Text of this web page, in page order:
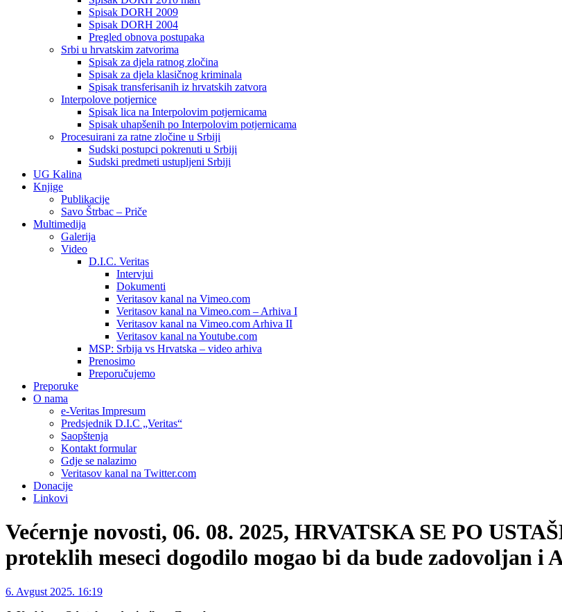
Spisak DORH 2009
Spisak DORH 2004
Pregled obnova postupaka
Srbi u hrvatskim zatvorima
Spisak za djela ratnog zločina
Spisak za djela klasičnog kriminala
Spisak transferisanih iz hrvatskih zatvora
Interpolove potjernice
Spisak lica na Interpolovim potjernicama
Spisak uhapšenih po Interpolovim potjernicama
Procesuirani za ratne zločine u Srbiji
Sudski postupci pokrenuti u Srbiji
Sudski predmeti ustupljeni Srbiji
UG Kalina
Knjige
Publikacije
Savo Štrbac – Priče
Multimedija
Galerija
Video
D.I.C. Veritas
Intervjui
Dokumenti
Veritasov kanal na Vimeo.com
Veritasov kanal na Vimeo.com – Arhiva I
Veritasov kanal na Vimeo.com Arhiva II
Veritasov kanal na Youtube.com
MSP: Srbija vs Hrvatska – video arhiva
Prenosimo
Preporučujemo
Preporuke
O nama
e-Veritas Impresum
Predsjednik D.I.C „Veritas“
Saopštenja
Kontakt formular
Gdje se nalazimo
Veritasov kanal na Twitter.com
Donacije
Linkovi
Većernje novosti, 06. 08. 2025, HRVATSKA SE PO
proteklih meseci dogodilo mogao bi da bude zadovoljan i
6. Avgust 2025. 16:19